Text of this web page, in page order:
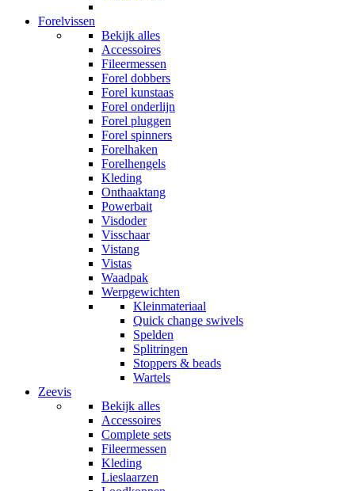
Forelvissen
Bekijk alles
Accessoires
Fileermessen
Forel dobbers
Forel kunstaas
Forel onderlijn
Forel pluggen
Forel spinners
Forelhaken
Forelhengels
Kleding
Onthaaktang
Powerbait
Visdoder
Visschaar
Vistang
Vistas
Waadpak
Werpgewichten
Kleinmateriaal
Quick change swivels
Spelden
Splitringen
Stoppers & beads
Wartels
Zeevis
Bekijk alles
Accessoires
Complete sets
Fileermessen
Kleding
Lieslaarzen